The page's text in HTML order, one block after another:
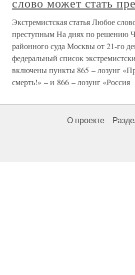
Экстремистская статья Любое
преступным На днях по решению
районного суда Москвы от 21-го
федеральный список
включены пункты 865 – лозунг
смерть!» – и 866 – лозунг «Россия
О проекте